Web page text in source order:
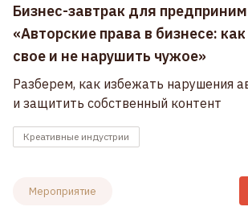
Бизнес-завтрак для
«Авторские права в бизнесе:
свое и не нарушить чужое»
Разберем, как избежать нарушения
и защитить собственный контент
Креативные индустрии
Мероприятие